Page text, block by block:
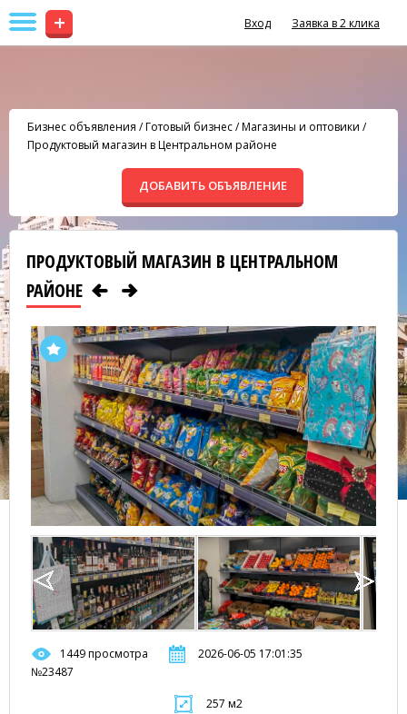
+ Вход Заявка в 2 клика
Бизнес объявления /Готовый бизнес/Магазины и оптовики /
Продуктовый магазин в Центральном районе
ДОБАВИТЬ ОБЪЯВЛЕНИЕ
ПРОДУКТОВЫЙ МАГАЗИН В ЦЕНТРАЛЬНОМ
РАЙОНЕ
1449 просмотра
2026-06-05 17:01:35
№23487
257 м2